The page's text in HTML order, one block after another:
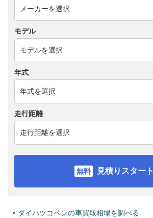
モデル
年式
走行距離
見積りスタート
ダイハツコペンの車買取相場を調べる